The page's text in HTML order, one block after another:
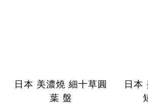
日本 美濃燒 細十草圓
葉 盤
日本